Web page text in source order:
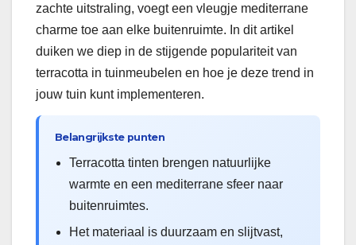
zachte uitstraling, voegt een vleugje mediterrane
charme toe aan elke buitenruimte. In dit artikel
duiken we diep in de stijgende populariteit van
terracotta in tuinmeubelen en hoe je deze trend in
jouw tuin kunt implementeren.
Belangrijkste punten
Terracotta tinten brengen natuurlijke
warmte en een mediterrane sfeer naar
buitenruimtes.
Het materiaal is duurzaam en slijtvast,